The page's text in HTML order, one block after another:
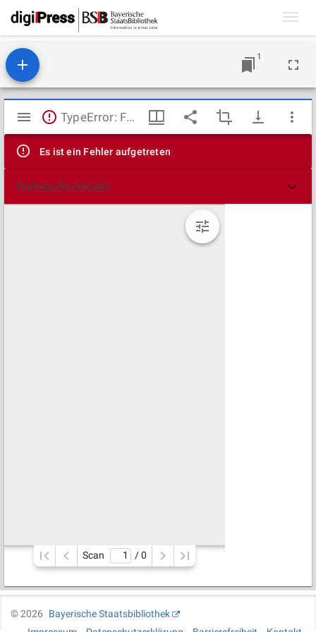
1
Mirador
Viewer
TypeError: Failed to fetch
Es ist ein Fehler aufgetreten
Technische Details
Scan / 0
©2026
Bayerische Staatsbibliothek